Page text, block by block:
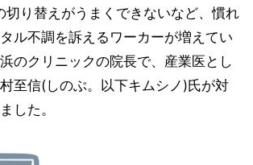
切り替えがうまくできないなど、慣れ
ル不調を訴えるワーカーが増えてい
のクリニックの院長で、産業医とし
至信(しのぶ。以下キムシノ)氏が対
した。